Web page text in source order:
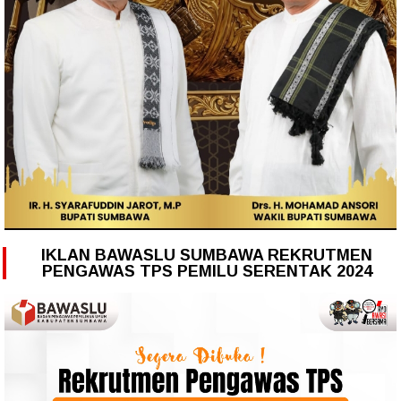
IKLAN BAWASLU SUMBAWA REKRUTMEN
PENGAWAS TPS PEMILU SERENTAK 2024